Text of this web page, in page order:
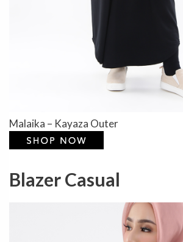
Malaika – Kayaza Outer
Blazer Casual